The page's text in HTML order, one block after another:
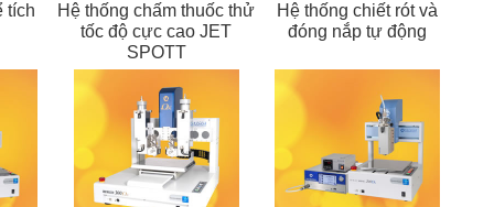
tích
Hệ thống chấm thuốc thử
tốc độ cực cao JET
SPOTT
Hệ thống chiết rót và
đóng nắp tự động